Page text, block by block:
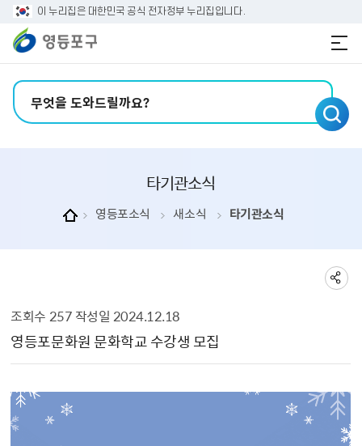
본문 바로가기
주메뉴 바로가기
이 누리집은 대한민국 공식 전자정부 누리집입니다.
타기관소식
영등포소식 새소식 타기관소식
조회수 257 작성일 2024.12.18
영등포문화원 문화학교 수강생 모집